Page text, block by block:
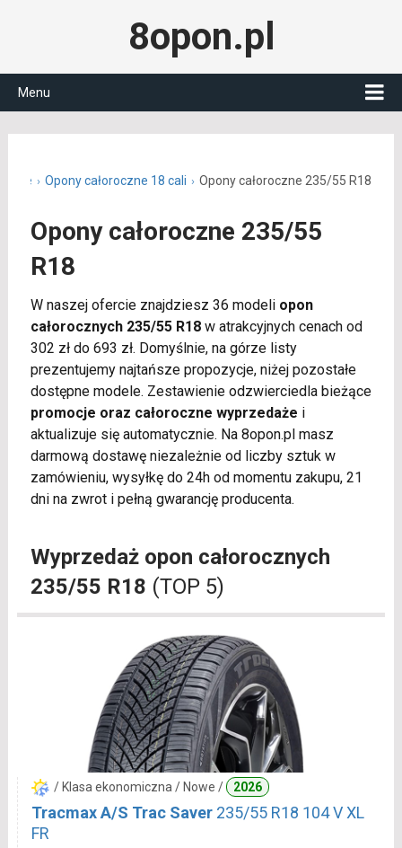
8opon.pl
Menu
Opony całoroczne 18 cali Opony całoroczne 235/55 R18
Opony całoroczne 235/55
R18
W naszej ofercie znajdziesz 36 modeli opon
całorocznych 235/55 R18w atrakcyjnych cenach od
302 zł do 693 zł. Domyślnie, na górze listy
prezentujemy najtańsze propozycje, niżej pozostałe
dostępne modele. Zestawienie odzwierciedla bieżące
promocje oraz całoroczne wyprzedaże i
aktualizuje się automatycznie. Na 8opon.pl masz
darmową dostawę niezależnie od liczby sztuk w
zamówieniu, wysyłkę do 24h od momentu zakupu, 21
dni na zwrot i pełną gwarancję producenta.
Wyprzedaż opon całorocznych
235/55 R18 (TOP 5)
/ Klasa ekonomiczna / Nowe / 2026
Tracmax A/S Trac Saver 235/55 R18 104 V XL
FR